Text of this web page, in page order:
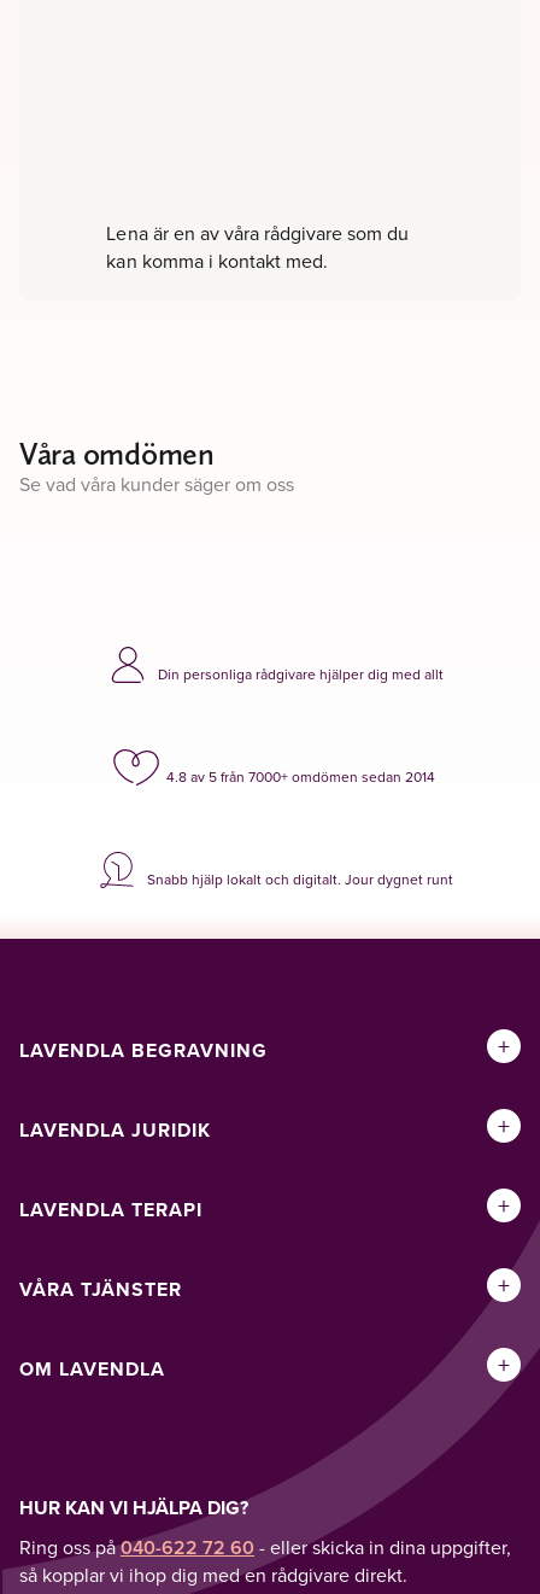
Lena är en av våra rådgivare som du
kan komma i kontakt med.
Våra omdömen
Se vad våra kunder säger om oss
Din personliga rådgivare hjälper dig med allt
4.8 av 5 från 7000+ omdömen sedan 2014
Snabb hjälp lokalt och digitalt. Jour dygnet runt
LAVENDLA BEGRAVNING +
LAVENDLA JURIDIK +
LAVENDLA TERAPI +
VÅRA TJÄNSTER +
OM LAVENDLA +
HUR KAN VI HJÄLPA DIG?
Ring oss på040-622 72 60- eller skicka in dina uppgifter,
så kopplar vi ihop dig med en rådgivare direkt.